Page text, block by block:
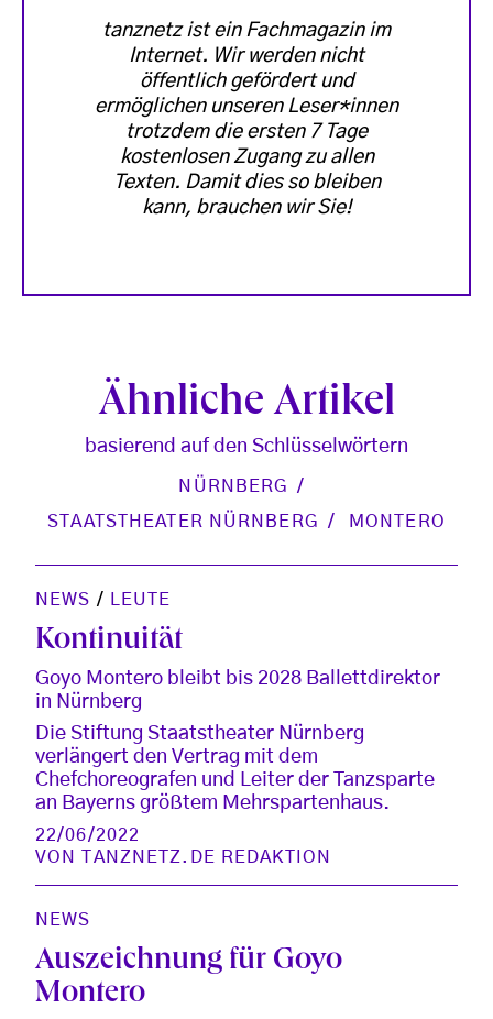
tanznetz ist ein Fachmagazin im
Internet. Wir werden nicht
öffentlich gefördert und
ermöglichen unseren Leser*innen
trotzdem die ersten 7 Tage
kostenlosen Zugang zu allen
Texten. Damit dies so bleiben
kann, brauchen wir Sie!
Ähnliche Artikel
basierend auf den Schlüsselwörtern
NÜRNBERG
STAATSTHEATER NÜRNBERG
MONTERO
NEWS / LEUTE
Kontinuität
Goyo Montero bleibt bis 2028 Ballettdirektor
in Nürnberg
Die Stiftung Staatstheater Nürnberg
verlängert den Vertrag mit dem
Chefchoreografen und Leiter der Tanzsparte
an Bayerns größtem Mehrspartenhaus.
22/06/2022
VON
TANZNETZ.DE REDAKTION
NEWS
Auszeichnung für Goyo
Montero